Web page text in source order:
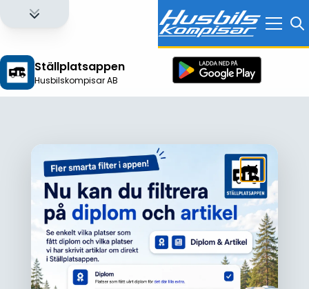
Ställplatsappen
Husbilskompisar AB
Logga in för att få full tillgång till alla funktioner!